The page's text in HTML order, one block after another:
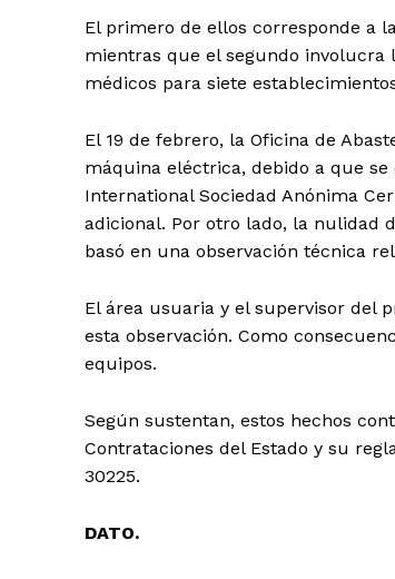
El primero de ellos corresponde a
mientras que el segundo
médicos para siete
El 19 de febrero, la Oficina de
máquina eléctrica, debido a que
International Sociedad Anónima
adicional. Por otro lado, la nulidad
basó en una observación técnica
El área usuaria y el supervisor del
esta observación. Como
equipos.
Según sustentan, estos hechos
Contrataciones del Estado y su
30225.
DATO.